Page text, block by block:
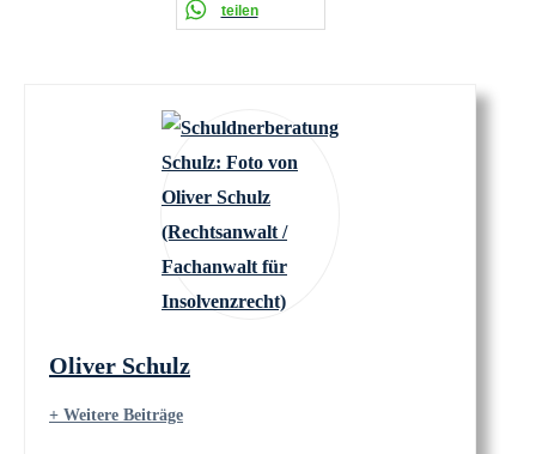
teilen
Oliver Schulz
+ Weitere Beiträge